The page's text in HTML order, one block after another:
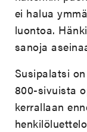
ei halua
luontoa.
sanoja
Susipalatsi
800-sivuista
kerrallaan